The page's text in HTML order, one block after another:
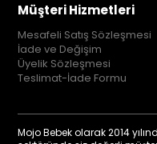
Müşteri Hizmetleri
Mesafeli Satış Sözleşmesi
İade ve Değişim
Üyelik Sözleşmesi
Teslimat-İade Formu
Mojo Bebek olarak 2014